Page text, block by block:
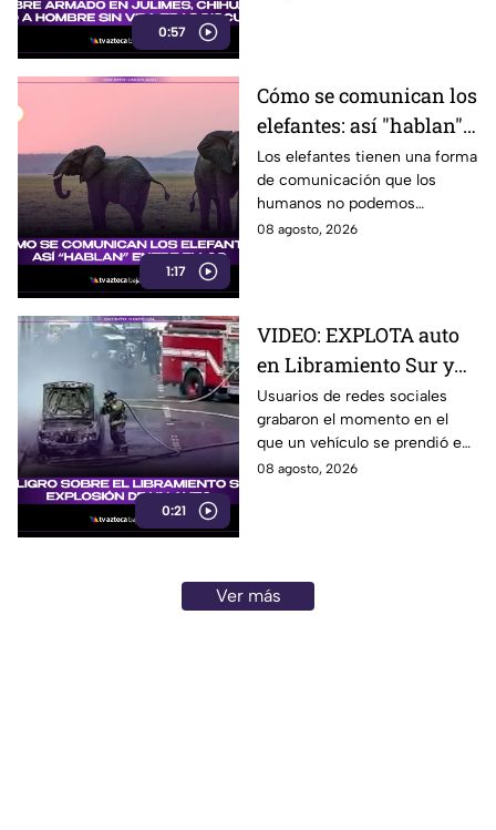
0:57
1:17
Cómo se comunican los
elefantes: así "hablan"
entre ellos
Los elefantes tienen una forma
de comunicación que los
humanos no podemos
escuchar, ellos “hablan” de una
08 agosto, 2026
0:21
VIDEO: EXPLOTA auto
en Libramiento Sur y
ocasiona fuerte tráfico
en Tijuana este sábado;
cerca de 5 y 10
Usuarios de redes sociales
grabaron el momento en el
que un vehículo se prendió en
llamas sobre el Libramiento, lo
08 agosto, 2026
Ver más